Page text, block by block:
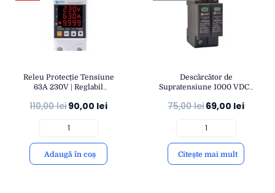
Releu Protecție Tensiune
63A 230V | Reglabil
ne | Montaj Șină DIN IP20 |
110,00lei90,00 lei
Adaugă în coș
Descărcător de
Supratensiune 1000 VDC |
Fulger și Supratensiuni
OPEN
75,00lei69,00 lei
Citește mai mult